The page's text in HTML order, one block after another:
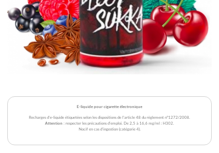
E-liquide pour cigarette électronique
Recharges d'e-liquide étiquetées selon les dispositions de l'article 48 du règlement n°1272/2008.
Attention : respecter les précautions d'emploi. De 2,5 à 16,6 mg/ml : H302.
Nocif en cas d'ingestion (catégorie 4).